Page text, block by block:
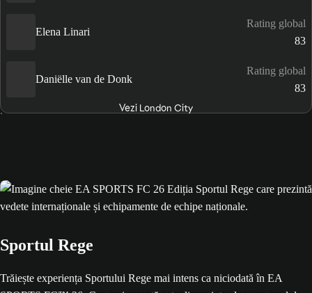
Elena Linari
Rating global
83
Daniëlle van de Donk
Rating global
83
Vezi London City
Sportul Rege
Trăiește experiența Sportului Rege mai intens ca niciodată în EA